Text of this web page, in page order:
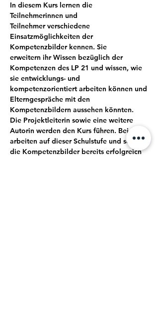
In diesem Kurs lernen die
Teilnehmerinnen und
Teilnehmer verschiedene
Einsatzmöglichkeiten der
Kompetenzbilder kennen. Sie
erweitern ihr Wissen bezüglich der
Kompetenzen des LP 21 und wissen, wie
sie entwicklungs- und
kompetenzorientiert arbeiten können und
Elterngespräche mit den
Kompetenzbildern aussehen könnten.
Die Projektleiterin sowie eine weitere
Autorin werden den Kurs führen. Beide
arbeiten auf dieser Schulstufe und setzen
die Kompetenzbilder bereits erfolgreich